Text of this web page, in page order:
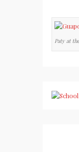
Paty at